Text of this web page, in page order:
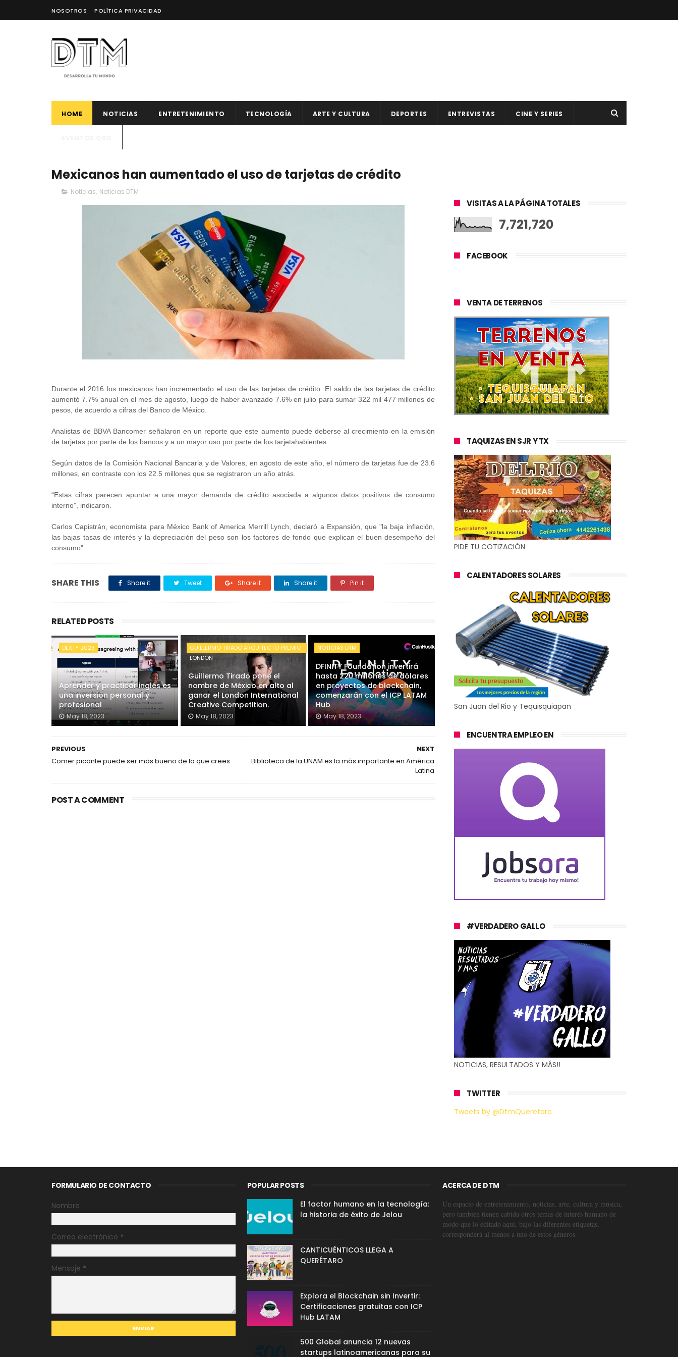
NOSOTROS POLÍTICA PRIVACIDAD
HOME NOTICIAS ENTRETENIMIENTO TECNOLOGÍA ARTE Y CULTURA DEPORTES ENTREVISTAS CINE Y SERIES
Mexicanos han aumentado el uso de tarjetas de crédito
Noticias, Noticias DTM
Durante el 2016 los mexicanos han incrementado el uso de las tarjetas de crédito. El saldo de las tarjetas de crédito
aumentó 7.7% anual en el mes de agosto, luego de haber avanzado 7.6% en julio para sumar 322 mil 477 millones de
pesos, de acuerdo a cifras del Banco de México.
Analistas de BBVA Bancomer señalaron en un reporte que este aumento puede deberse al crecimiento en la emisión
de tarjetas por parte de los bancos y a un mayor uso por parte de los tarjetahabientes.
Según datos de la Comisión Nacional Bancaria y de Valores, en agosto de este año, el número de tarjetas fue de 23.6
millones, en contraste con los 22.5 millones que se registraron un año atrás.
“Estas cifras parecen apuntar a una mayor demanda de crédito asociada a algunos datos positivos de consumo
interno”, indicaron.
Carlos Capistrán, economista para México Bank of America Merrill Lynch, declaró a Expansión, que "la baja inflación,
las bajas tasas de interés y la depreciación del peso son los factores de fondo que explican el buen desempeño del
consumo".
SHARE THIS Share it Tweet Share it Share it Pin it
RELATED POSTS
DEXTY 2023
Aprender y practicar inglés es
una inversión personal y
profesional
May 18, 2023
GUILLERMO TIRADO ARQUITECTO PREMIO
LONDON
Guillermo Tirado pone el
nombre de México en alto al
ganar el London International
Creative Competition.
May 18, 2023
NOTICIAS DTM
DFINITY Foundation invertirá
hasta 220 millones de dólares
en proyectos de blockchain,
comenzarán con el ICP LATAM
Hub
May 18, 2023
NEXT
Biblioteca de la UNAM es la más importante en América
Latina
PREVIOUS
Comer picante puede ser más bueno de lo que crees
POST A COMMENT
VISITAS A LA PÁGINA TOTALES
7,721,720
FACEBOOK
VENTA DE TERRENOS
TAQUIZAS EN SJR Y TX
PIDE TU COTIZACIÓN
CALENTADORES SOLARES
San Juan del Rio y Tequisquiapan
ENCUENTRA EMPLEO EN
#VERDADERO GALLO
NOTICIAS, RESULTADOS Y MÁS!!
TWITTER
Tweets by @DtmQueretaro
FORMULARIO DE CONTACTO
Nombre
Correo electrónico *
Mensaje *
POPULAR POSTS
El factor humano en la tecnología:
la historia de éxito de Jelou
CANTICUÉNTICOS LLEGA A
QUERÉTARO
Explora el Blockchain sin Invertir:
Certificaciones gratuitas con ICP
Hub LATAM
500 Global anuncia 12 nuevas
startups latinoamericanas para su
ACERCA DE DTM
Un espacio de entretenimiento, noticias, arte, cultura y música,
pero también tienen cabida otros temas de interés humano de
modo que lo editado aquí, bajo las diferentes etiquetas,
corresponderá al menos a uno de estos géneros.